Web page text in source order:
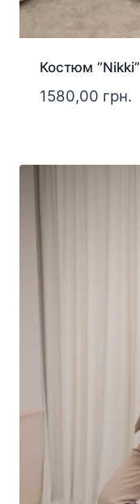
Костюм “Nikki”
1580,00 грн.